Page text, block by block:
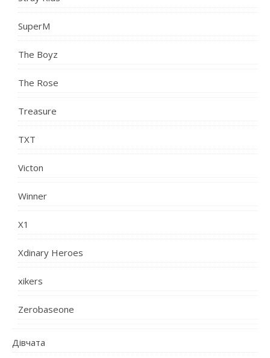
SuperM
The Boyz
The Rose
Treasure
TXT
Victon
Winner
X1
Xdinary Heroes
xikers
Zerobaseone
Дівчата